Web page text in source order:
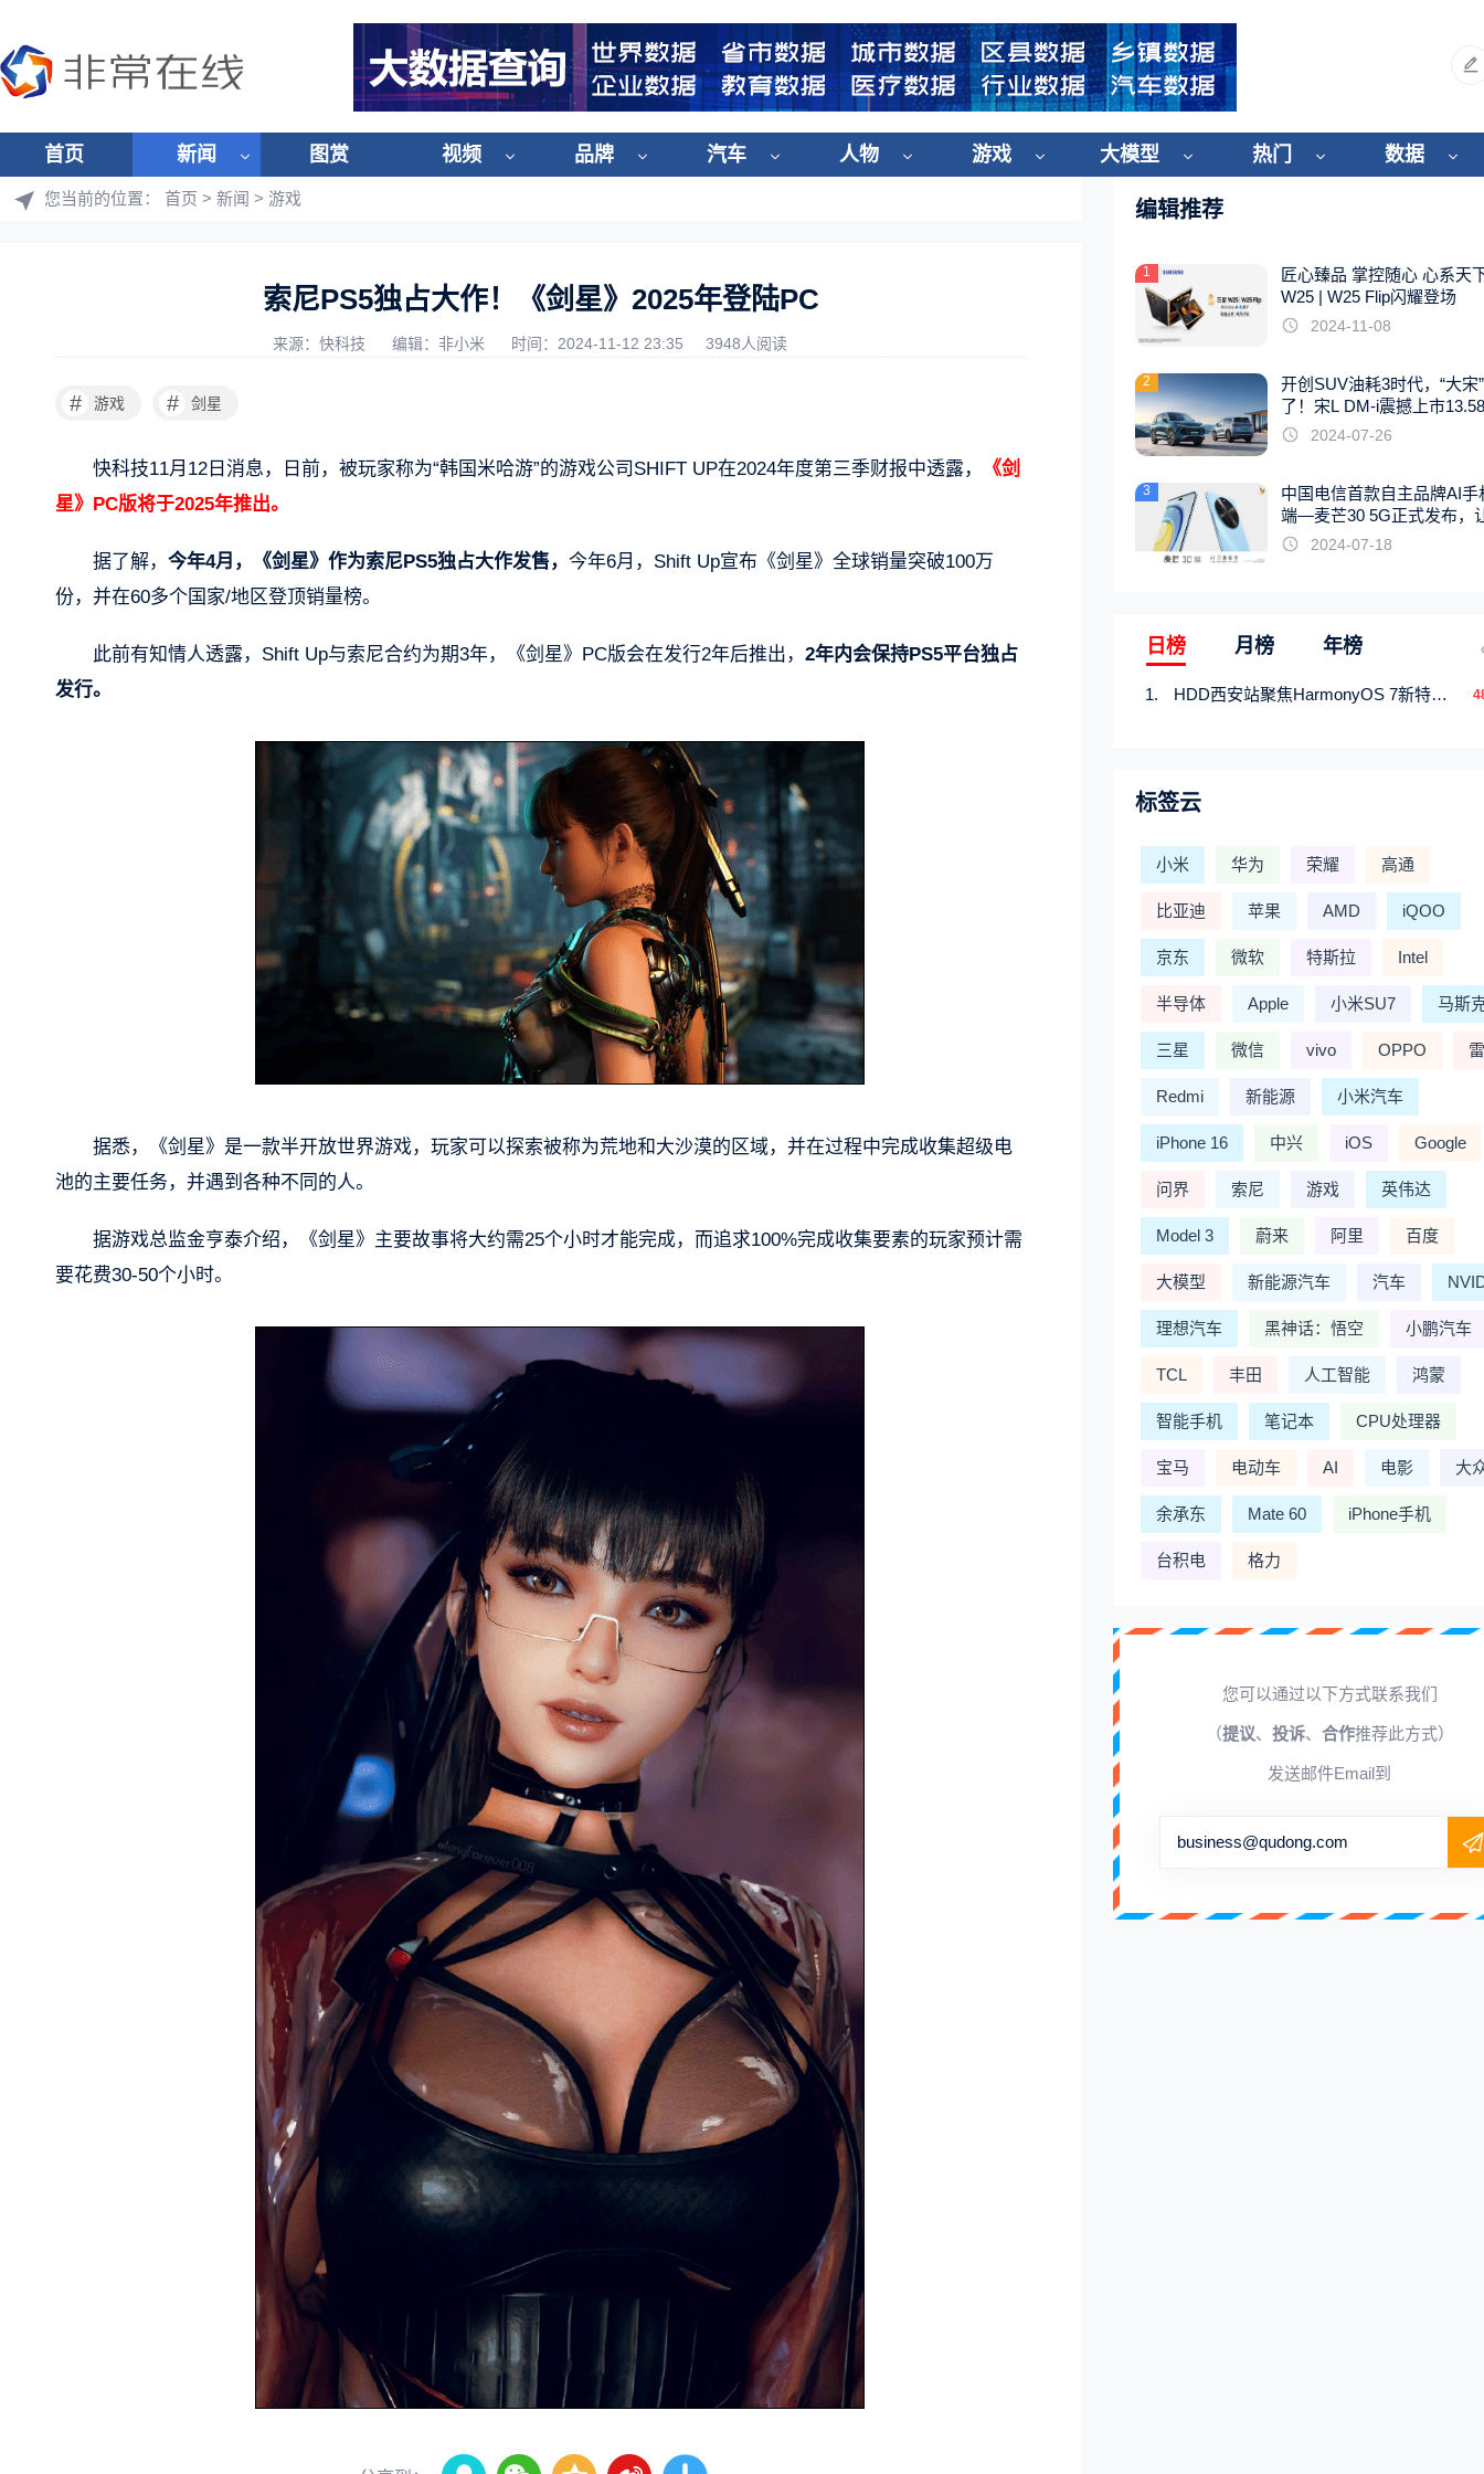
首页 新闻 图赏 视频 品牌 汽车 人物 游戏 大模型 热门 数据
您当前的位置： 首页 > 新闻 > 游戏
索尼PS5独占大作！《剑星》2025年登陆PC
来源：快科技 编辑：非小米 时间：2024-11-12 23:35 3948人阅读
# 游戏 # 剑星
快科技11月12日消息，日前，被玩家称为“韩国米哈游”的游戏公司SHIFT UP在2024年度第三季财报中透露，
《剑
星》PC版将于2025年推出。
据了解， 今年4月，《剑星》作为索尼PS5独占大作发售， 今年6月，Shift Up宣布《剑星》全球销量突破100万
份，并在60多个国家/地区登顶销量榜。
此前有知情人透露，Shift Up与索尼合约为期3年，《剑星》PC版会在发行2年后推出， 2年内会保持PS5平台独占
发行。
据悉，《剑星》是一款半开放世界游戏，玩家可以探索被称为荒地和大沙漠的区域，并在过程中完成收集超级电
池的主要任务，并遇到各种不同的人。
据游戏总监金亨泰介绍，《剑星》主要故事将大约需25个小时才能完成，而追求100%完成收集要素的玩家预计需
要花费30-50个小时。
编辑推荐
1
匠心臻品 掌控随心 心系天
W25 | W25 Flip闪耀登场
2024-11-08
2
开创SUV油耗3时代，“大宋
了！宋L DM-i震撼上市
起
2024-07-26
3
中国电信首款自主品牌AI手
端—麦芒30 5G正式发布，
触手可及2024-07-18
日榜 月榜 年榜
HDD西安站聚焦HarmonyOS 7新特性，解锁从互联到智能的应用开发新范式
标签云
小米 华为 荣耀 高通
比亚迪 苹果 AMD iQOO
京东 微软 特斯拉 Intel
半导体 Apple 小米SU7 马斯
三星 微信 vivo OPPO
Redmi 新能源 小米汽车
iPhone 16 中兴 iOS Google
问界 索尼 游戏 英伟达
Model 3 蔚来 阿里 百度
大模型 新能源汽车 汽车
理想汽车 黑神话：悟空 小鹏汽车
TCL 丰田 人工智能 鸿蒙
智能手机 笔记本 CPU处理器
宝马 电动车 AI 电影 大
余承东 Mate 60 iPhone手机
台积电 格力
您可以通过以下方式联系我们
（提议、 投诉、 合作推荐此方式）
发送邮件Email到
business@qudong.com